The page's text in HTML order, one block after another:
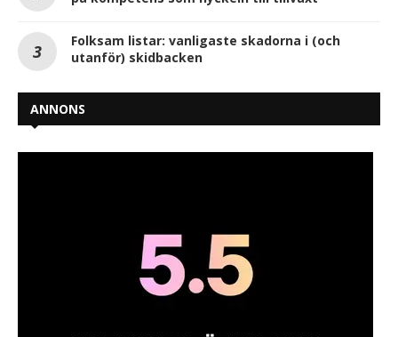
Folksam listar: vanligaste skadorna i (och
utanför) skidbacken
ANNONS